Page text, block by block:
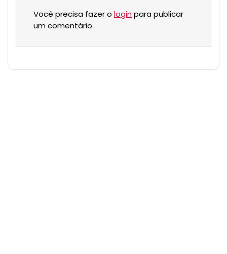
Você precisa fazer o login para publicar
um comentário.